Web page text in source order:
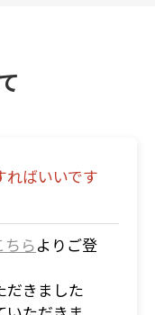
ればいいです
ちらよりご登
だきました